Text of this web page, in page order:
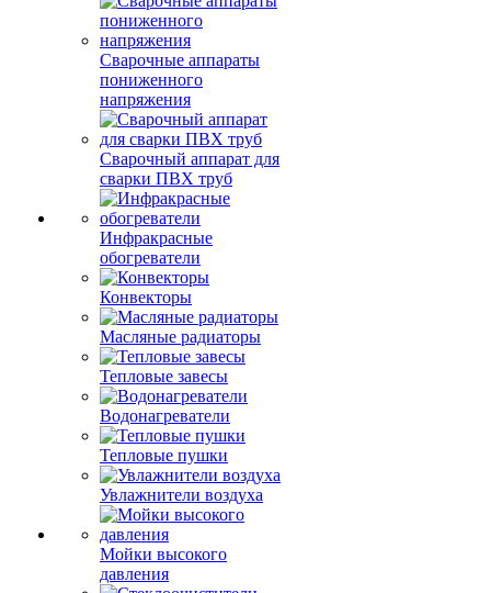
Сварочные аппараты
пониженного
напряжения
Сварочный аппарат для
сварки ПВХ труб
Инфракрасные
обогреватели
Конвекторы
Масляные радиаторы
Тепловые завесы
Водонагреватели
Тепловые пушки
Увлажнители воздуха
Мойки высокого
давления